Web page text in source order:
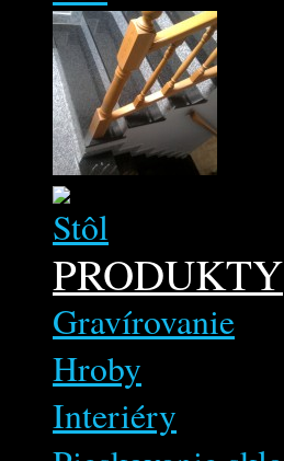
PRODUKTY
Gravírovanie
Hroby
Interiéry